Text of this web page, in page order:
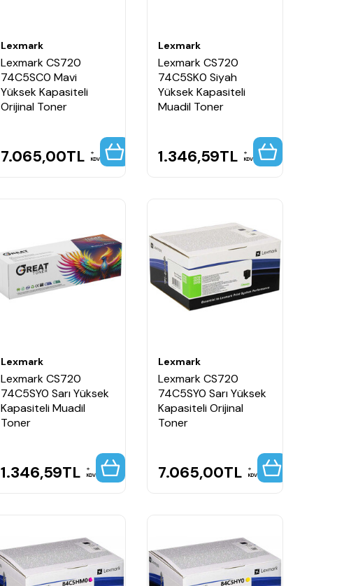
Lexmark
Lexmark CS720
74C5SC0 Mavi
Yüksek Kapasiteli
Orijinal Toner
7.065,00TL KDV
Lexmark
Lexmark CS720
74C5SK0 Siyah
Yüksek Kapasiteli
Muadil Toner
1.346,59TL KDV
Lexmark
Lexmark CS720
74C5SY0 Sarı Yüksek
Kapasiteli Muadil
Toner
1.346,59TL KDV
Lexmark
Lexmark CS720
74C5SY0 Sarı Yüksek
Kapasiteli Orijinal
Toner
7.065,00TL KDV